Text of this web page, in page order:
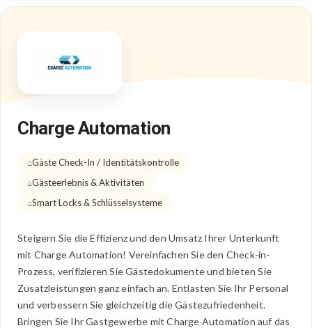
Charge Automation
Gäste Check-In / Identitätskontrolle
Gästeerlebnis & Aktivitäten
Smart Locks & Schlüsselsysteme
Steigern Sie die Effizienz und den Umsatz Ihrer Unterkunft
mit Charge Automation! Vereinfachen Sie den Check-in-
Prozess, verifizieren Sie Gästedokumente und bieten Sie
Zusatzleistungen ganz einfach an. Entlasten Sie Ihr Personal
und verbessern Sie gleichzeitig die Gästezufriedenheit.
Bringen Sie Ihr Gastgewerbe mit Charge Automation auf das